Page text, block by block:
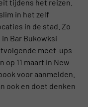
tijdens het reizen.
in het zelf
in de stad. Zo
Bar Bukowksi
meet-ups
op 11 maart in New
voor aanmelden.
ook en doet denken